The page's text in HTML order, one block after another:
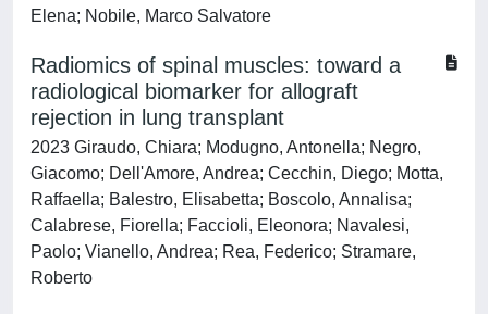
Elena; Nobile, Marco Salvatore
Radiomics of spinal muscles: toward a
radiological biomarker for allograft
rejection in lung transplant
2023 Giraudo, Chiara; Modugno, Antonella; Negro,
Giacomo; Dell'Amore, Andrea; Cecchin, Diego; Motta,
Raffaella; Balestro, Elisabetta; Boscolo, Annalisa;
Calabrese, Fiorella; Faccioli, Eleonora; Navalesi,
Paolo; Vianello, Andrea; Rea, Federico; Stramare,
Roberto